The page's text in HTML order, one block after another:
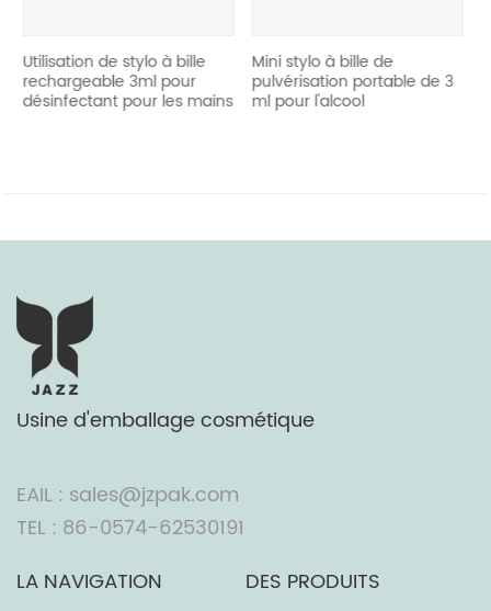
de stylo à bille
3ml pour
pour les mains
Mini stylo à bille de
pulvérisation portable de 3
ml pour l'alcool
portable de
Usine d'emballage cosmétique
EAIL : sales@jzpak.com
TEL : 86-0574-62530191
LA NAVIGATION
DES PRODUITS